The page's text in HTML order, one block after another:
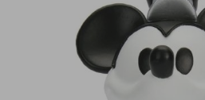
изображенията